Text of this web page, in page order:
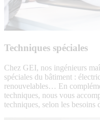
Techniques spéciales
Chez GEI, nos ingénieurs
spéciales du bâtiment :
renouvelables… En
techniques, nous vous
techniques, selon les besoins